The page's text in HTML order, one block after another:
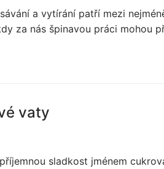
a vytírání patří mezi
za nás špinavou práci mohou
vaty
sladkost jménem